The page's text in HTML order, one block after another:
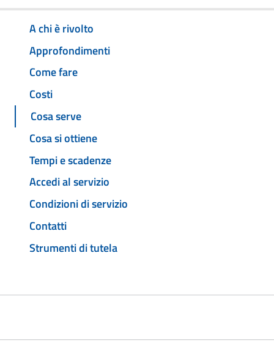
A chi è rivolto
Approfondimenti
Come fare
Costi
Cosa serve
Cosa si ottiene
Tempi e scadenze
Accedi al servizio
Condizioni di servizio
Contatti
Strumenti di tutela